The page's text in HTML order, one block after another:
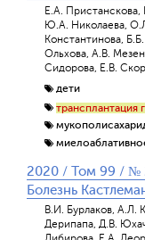
Е.А.
Ю.А. Николаева,
Константинова,
Ольхова, А.В.
Сидорова, Е.В.
дети
трансплантация
2020 / Том 99 / №
Болезнь
В.И. Бурлаков, А.Л.
Дерипапа, Д.В.